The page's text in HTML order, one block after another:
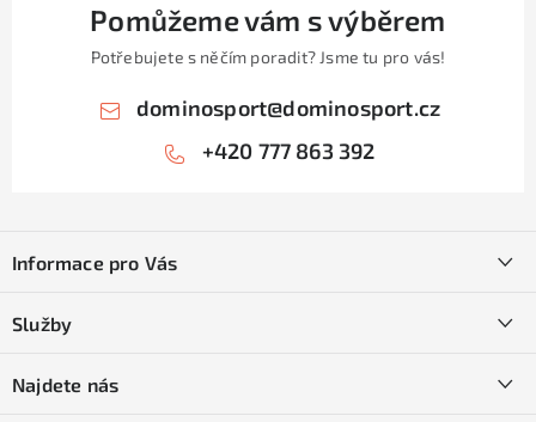
Pomůžeme vám s výběrem
Potřebujete s něčím poradit? Jsme tu pro vás!
dominosport@dominosport.cz
+420 777 863 392
pInformace pro Vás
Obchodní podmínky
Služby
Najdete nás